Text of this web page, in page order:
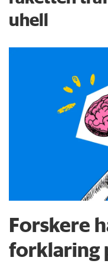
uhell
Forskere
forklaring